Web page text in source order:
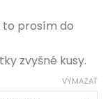
prosím do
zvyšné kusy.
VYMAZAŤ